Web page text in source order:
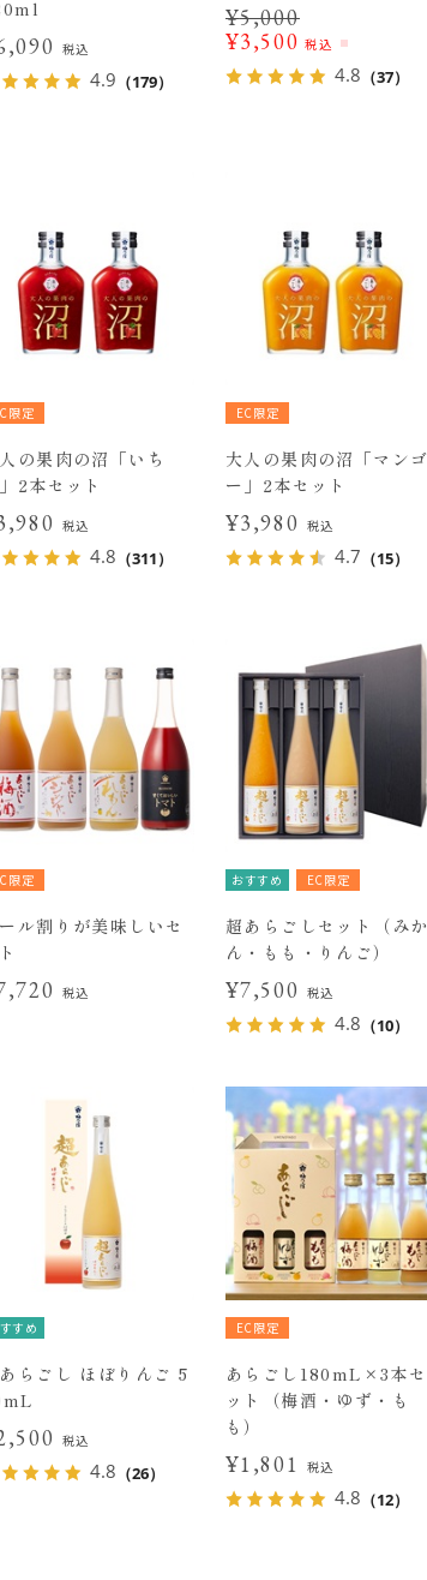
税込
4.9 （179）
¥5,000
¥3,500 税込
4.8 （37）
限定
の果肉の沼「いち
2本セット
税込
4.8 （311）
EC限定
大人の果肉の沼「マンゴ
ー」2本セット
¥3,980 税込
4.7 （15）
限定
ル割りが美味しいセ
税込
おすすめ EC限定
超あらごしセット（みか
ん・もも・りんご）
¥7,500 税込
4.8 （10）
すめ
らごし ほぼりんご 5
税込
4.8 （26）
EC限定
あらごし180mL×3本セ
ット（梅酒・ゆず・も
も）
¥1,801 税込
4.8 （12）